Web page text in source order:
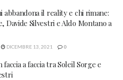
abbandona il reality e chi rimane:
Davide Silvestri e Aldo Montano a
DICEMBRE 13, 2021 0
faccia a faccia tra Soleil Sorge e